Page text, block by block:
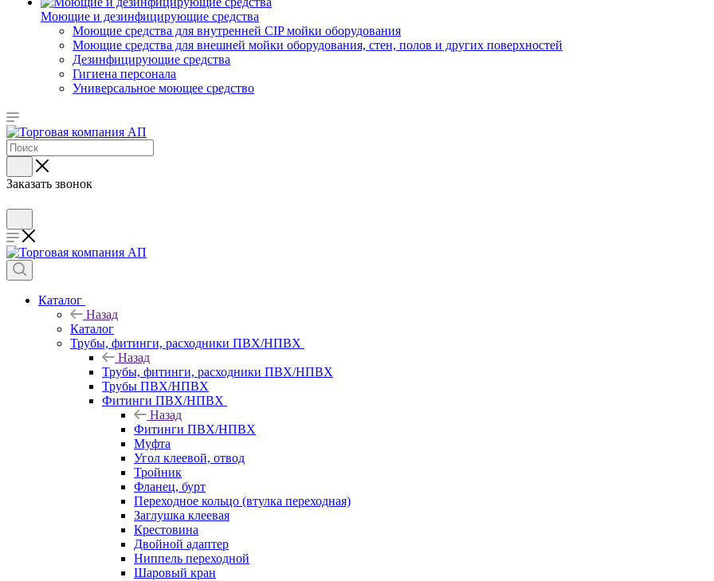
Моющие и дезинфицирующие средства
Моющие средства для внутренней CIP мойки оборудования
Моющие средства для внешней мойки оборудования, стен, полов и других поверхностей
Дезинфицирующие средства
Гигиена персонала
Универсальное моющее средство
Заказать звонок
Каталог
Назад
Каталог
Трубы, фитинги, расходники ПВХ/НПВХ
Назад
Трубы, фитинги, расходники ПВХ/НПВХ
Трубы ПВХ/НПВХ
Фитинги ПВХ/НПВХ
Назад
Фитинги ПВХ/НПВХ
Муфта
Угол клеевой, отвод
Тройник
Фланец, бурт
Переходное кольцо (втулка переходная)
Заглушка клеевая
Крестовина
Двойной адаптер
Ниппель переходной
Шаровый кран